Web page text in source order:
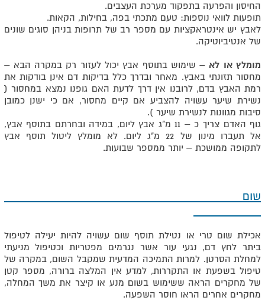
החיסון והפרעה בתפקוד מערכת העצבים.
תופעות לוואי נוספות: טעם מתכתי בפה, בחילות, הקאות.
לאבץ יש אינטראקציות עם מספר רב של תרופות בניהן סוגים שונים
של אנטיביוטיקה.
מומלץ או לא –שימוש בתוסף אבץ יכול לעזור רק במקרה הבא –
מחסור תזונתי באבץ. מאחר ובדרך כלל בדיקות דם אינן בודקות את
רמת האבץ בדם, לרובנו אין דרך לדעת האם גופנו נמצא במחסור (
נשירת שיער עשויה להצביע אם קיים מחסור, אם כי ישנן כמובן
סיבות מגוונות לנשירת שיער ).
גוף האדם צריך כ – 11 מ"ג אבץ ליום, במידה ובחרתם בתוסף אבץ,
אל תעברו מינון של 22 מ"ג ליום. לא מומלץ ליטול תוסף אבץ
לתקופה ממושכת – יותר ממספר שבועות.
שום
אכילת שום טרי או נטילת תוסף שום עשויה להיות יעילה לטיפול
ביתר לחץ דם, נגעי עור אשר נגרמים מפטריות וכטיפול מניעתי
למחלת הסרטן. למרות התמיכה המדעית שמקבל השום, במקרה של
טיפול בשפעת או התקררות, למדע אין המלצה ברורה, מספר קטן
של מחקרים הראה ששימוש בשום מנע או קיצר את משך המחלה,
מחקרים אחרים הראו חוסר השפעה.